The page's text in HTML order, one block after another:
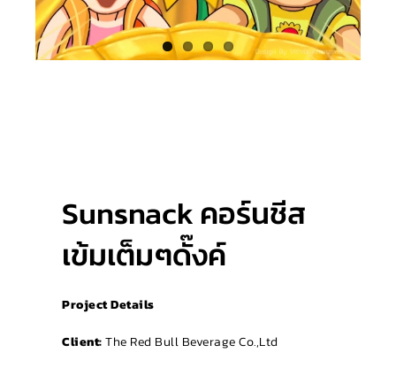
Sunsnack คอร์นชีส
เข้มเต็มๆดั๊งค์
Project Details
Client:The Red Bull Beverage Co.,Ltd